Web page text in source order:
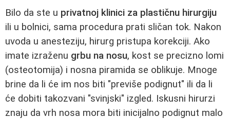
Bilo da ste u privatnoj klinici za plastičnu hirurgiju
ili u bolnici, sama procedura prati sličan tok. Nakon
uvoda u anesteziju, hirurg pristupa korekciji. Ako
imate izraženu grbu na nosu, kost se precizno lomi
(osteotomija) i nosna piramida se oblikuje. Mnoge
brine da li će im nos biti "previše podignut" ili da li
će dobiti takozvani "svinjski" izgled. Iskusni hirurzi
znaju da vrh nosa mora biti inicijalno podignut malo